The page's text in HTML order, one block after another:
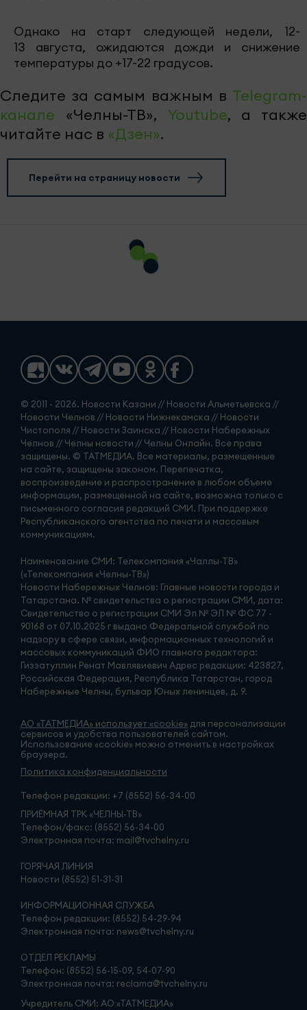
Однако на старт следующей недели, 12-
13 августа, ожидаются дожди и снижение
температуры до +17-22 градусов.
Следите за самым важным в Telegram-
канале «Челны-ТВ», Youtube, а также
читайте нас в «Дзен».
Перейти на страницу новости
© 2011 - 2026. Новости Казани // Новости Альметьевска //
Новости Челнов // Новости Нижнекамска // Новости
Чистополя // Новости Заинска // Новости Набережных
Челнов // Челны новости // Челны Онлайн. Все права
защищены. © ТАТМЕДИА. Все материалы, размещенные
на сайте, защищены законом. Перепечатка,
воспроизведение и распространение в любом объеме
информации, размещенной на сайте, возможна только с
письменного согласия редакций СМИ. При поддержке
Республиканского агентства по печати и массовым
коммуникациям.
Наименование СМИ: Телекомпания «Чаллы-ТВ»
(«Телекомпания «Челны-ТВ»)
Новости Набережных Челнов: Главные новости города и
Татарстана. № свидетельства о регистрации СМИ, дата:
Свидетельство о регистрации СМИ Эл № ЭЛ № ФС 77 -
90168 от 07.10.2025 г выдано Федеральной службой по
надзору в сфере связи, информационных технологий и
массовых коммуникаций ФИО главного редактора:
Гиззатуллин Ренат Мавлявиевич Адрес редакции: 423827,
Российская Федерация, Республика Татарстан, город
Набережные Челны, бульвар Юных ленинцев, д. 9.
АО «ТАТМЕДИА» использует «cookie» для персонализации
сервисов и удобства пользователей сайтом.
Использование «cookie» можно отменить в настройках
браузера.
Политика конфиденциальности
Телефон редакции: +7 (8552) 56-34-00
ПРИЁМНАЯ ТРК «ЧЕЛНЫ-ТВ»
Телефон/факс: (8552) 56-34-00
Электронная почта: mail@tvchelny.ru
ГОРЯЧАЯ ЛИНИЯ
Новости (8552) 51-31-31
ИНФОРМАЦИОННАЯ СЛУЖБА
Телефон редакции: (8552) 54-29-94
Электронная почта: news@tvchelny.ru
ОТДЕЛ РЕКЛАМЫ
Телефон: (8552) 56-15-09, 54-07-90
Электронная почта: reclama@tvchelny.ru
Учредитель СМИ: АО «ТАТМЕДИА»